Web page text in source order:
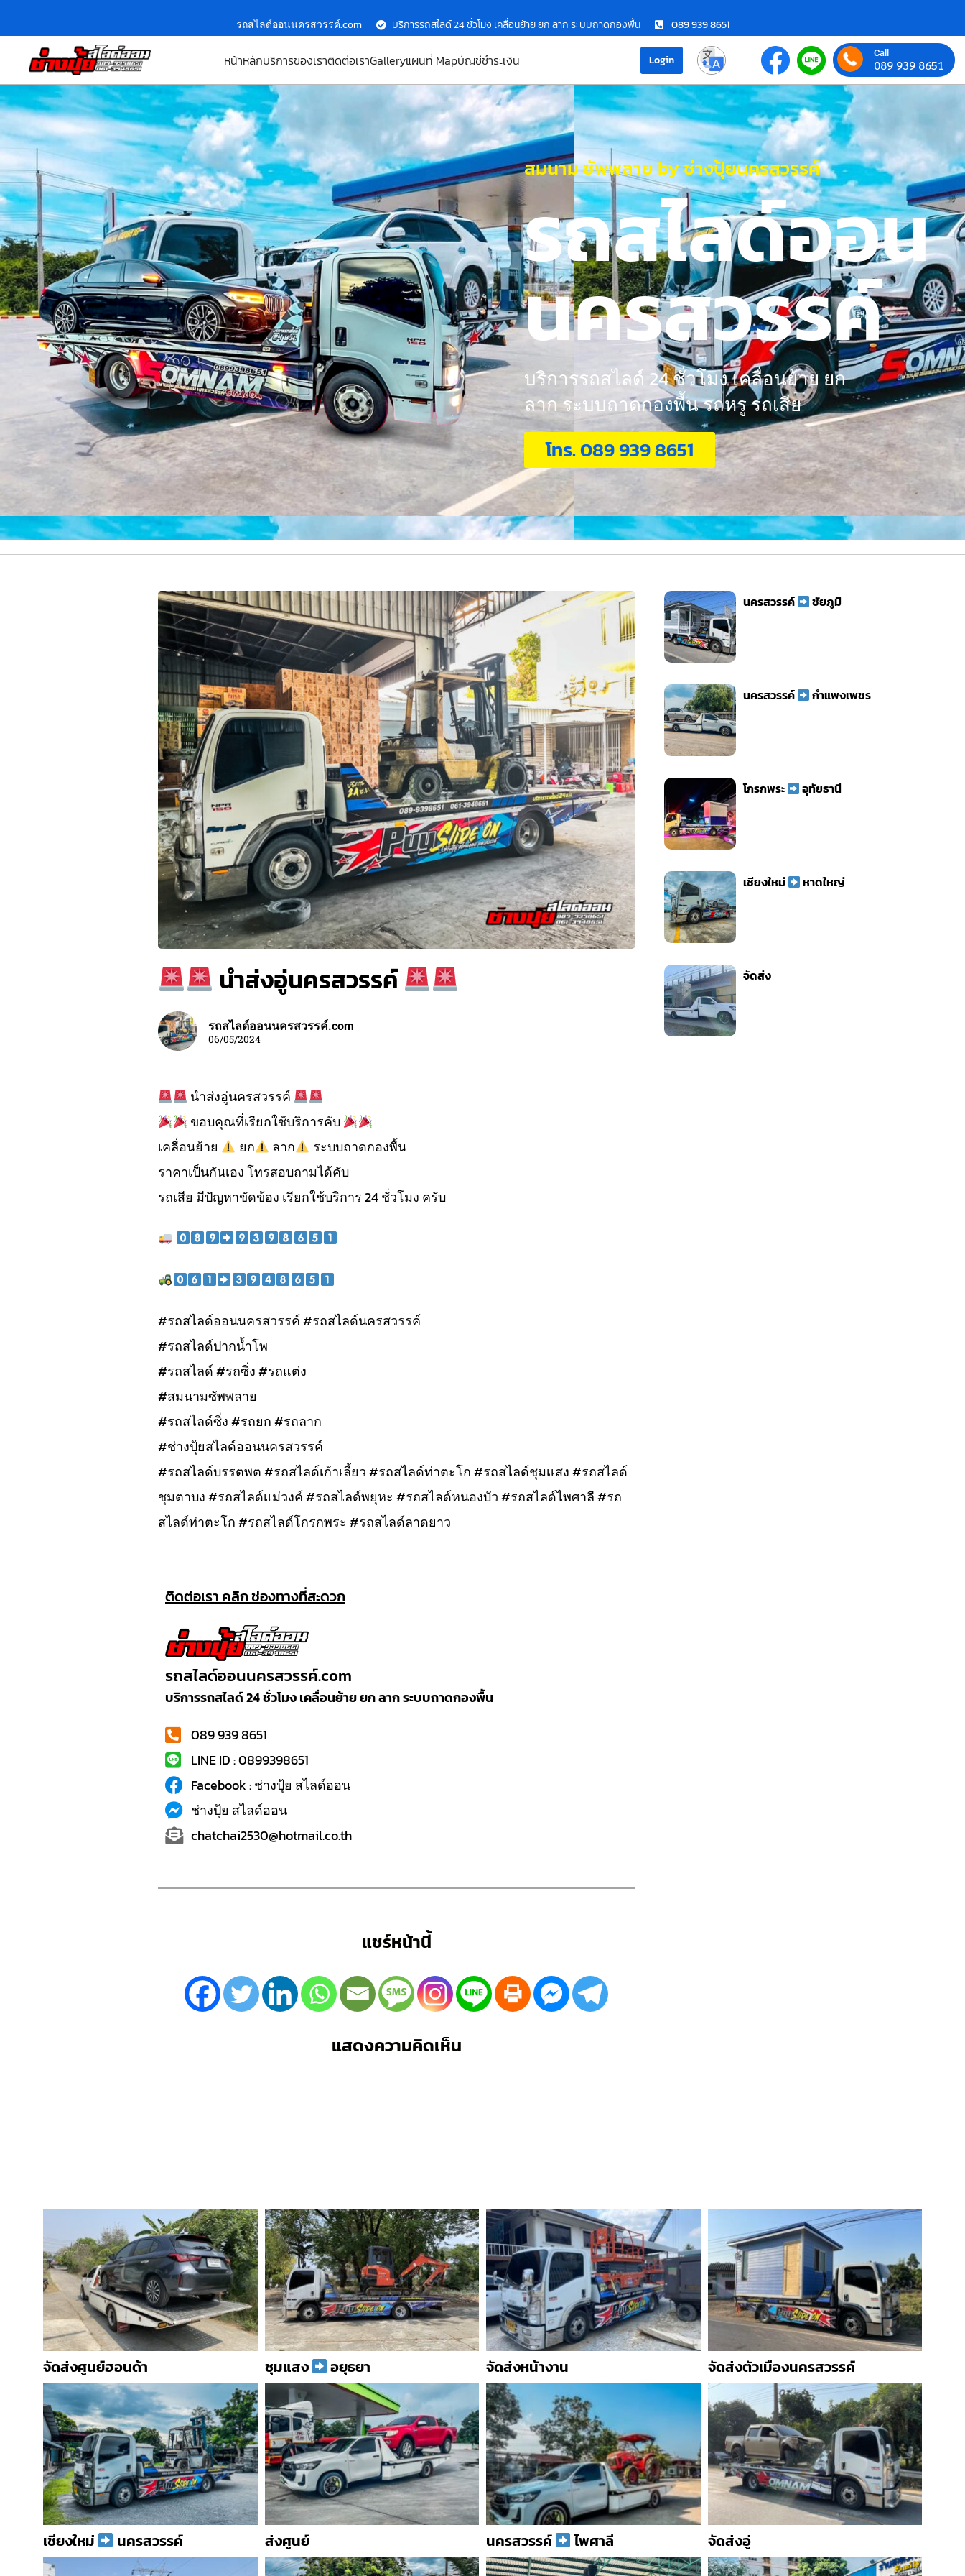
รถสไลด์ออนนครสวรรค์.com บริการรถสไลด์ 24 ชั่วโมง เคลื่อนย้าย ยก ลาก ระบบถาดกองพื้น 089 939 8651
หน้าหลักบริการของเราติดต่อเราGalleryแผนที่ Mapบัญชีชำระเงิน Login Call
089 939 8651
สมนาม ซัพพลาย by ช่างปุ้ยนครสวรรค์
รถสไลด์ออน
นครสวรรค์
บริการรถสไลด์ 24 ชั่วโมง เคลื่อนย้าย ยก
ลาก ระบบถาดกองพื้น รถหรู รถเสีย
โทร. 089 939 8651
นำส่งอู่นครสวรรค์
รถสไลด์ออนนครสวรรค์.com
06/05/2024
นำส่งอู่นครสวรรค์
ขอบคุณที่เรียกใช้บริการคับ
เคลื่อนย้าย
ยก ลาก
ระบบถาดกองพื้น
ราคาเป็นกันเอง โทรสอบถามได้คับ
รถเสีย มีปัญหาขัดข้อง เรียกใช้บริการ 24 ชั่วโมง ครับ
#รถสไลด์ออนนครสวรรค์ #รถสไลด์นครสวรรค์
#รถสไลด์ปากน้ำโพ
#รถสไลด์ #รถซิ่ง #รถแต่ง
#สมนามซัพพลาย
#รถสไลด์ซิ่ง #รถยก #รถลาก
#ช่างปุ้ยสไลด์ออนนครสวรรค์
#รถสไลด์บรรตพต #รถสไลด์เก้าเลี้ยว #รถสไลด์ท่าตะโก #รถสไลด์ชุมเเสง #รถสไลด์
ชุมตาบง #รถสไลด์เเม่วงค์ #รถสไลด์พยุหะ #รถสไลด์หนองบัว #รถสไลด์ไพศาลี #รถ
สไลด์ท่าตะโก #รถสไลด์โกรกพระ #รถสไลด์ลาดยาว
ติดต่อเรา คลิก ช่องทางที่สะดวก
รถสไลด์ออนนครสวรรค์.com
บริการรถสไลด์ 24 ชั่วโมง เคลื่อนย้าย ยก ลาก ระบบถาดกองพื้น
089 939 8651
LINE ID : 0899398651
Facebook : ช่างปุ้ย สไลด์ออน
ช่างปุ้ย สไลด์ออน
chatchai2530@hotmail.co.th
แชร์หน้านี้
แสดงความคิดเห็น
นครสวรรค์ ชัยภูมิ
นครสวรรค์ กำแพงเพชร
โกรกพระ อุทัยธานี
เชียงใหม่ หาดใหญ่
จัดส่ง
จัดส่งศูนย์ฮอนด้า ชุมแสง อยุธยา จัดส่งหน้างาน จัดส่งตัวเมืองนครสวรรค์
เชียงใหม่ นครสวรรค์ ส่งศูนย์ นครสวรรค์ ไพศาลี จัดส่งอู่